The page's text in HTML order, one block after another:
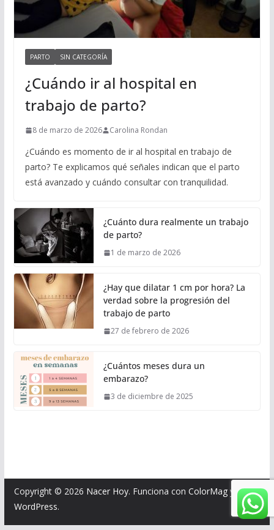
PARTO SIN CATEGORÍA
¿Cuándo ir al hospital en
trabajo de parto?
8 de marzo de 2026 Carolina Rondan
¿Cuándo es momento de ir al hospital en trabajo de
parto? Te explicamos qué señales indican que el parto
está avanzado y cuándo consultar con tranquilidad.
¿Cuánto dura realmente un trabajo
de parto?
1 de marzo de 2026
¿Hay que dilatar 1 cm por hora? La
verdad sobre la progresión del
trabajo de parto
27 de febrero de 2026
¿Cuántos meses dura un
embarazo?
3 de diciembre de 2025
Copyright © 2026 Nacer Hoy. Funciona con ColorMagy
WordPress.